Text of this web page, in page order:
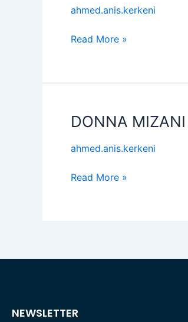
ahmed.anis.kerkeni
WADE
MINI
Read More »
DONNA MIZANI
ahmed.anis.kerkeni
DONNA
Read More »
NEWSLETTER